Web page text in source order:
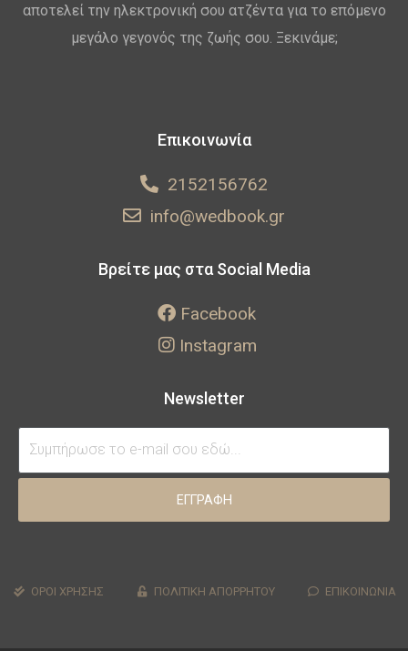
αποτελεί την ηλεκτρονική σου ατζέντα για το επόμενο
μεγάλο γεγονός της ζωής σου. Ξεκινάμε;
Επικοινωνία
2152156762
info@wedbook.gr
Βρείτε μας στα Social Media
Facebook
Instagram
Newsletter
ΕΓΓΡΑΦΗ
ΟΡΟΙ ΧΡΗΣΗΣ ΠΟΛΙΤΙΚΗ ΑΠΟΡΡΗΤΟΥ ΕΠΙΚΟΙΝΩΝΙΑ